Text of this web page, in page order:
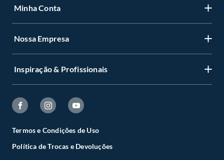
Minha Conta
Nossa Empresa
Inspiração & Profissionais
Termos e Condições de Uso
Política de Trocas e Devoluções